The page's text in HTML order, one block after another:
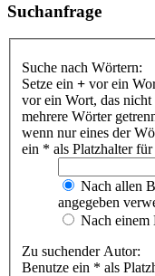
Suchanfrage
Suche nach Wörtern:
Setze ein + vor ein
vor ein Wort, das
mehrere Wörter
wenn nur eines der
ein * als Platzhalter
Nach allen
angegeben
Nach einem
Zu suchender Autor:
Benutze ein * als